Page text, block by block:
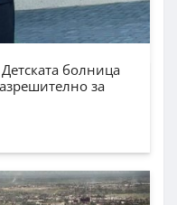
болница
за